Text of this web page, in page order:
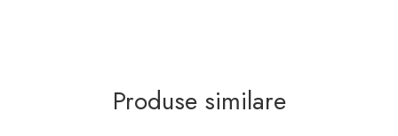
Produse similare